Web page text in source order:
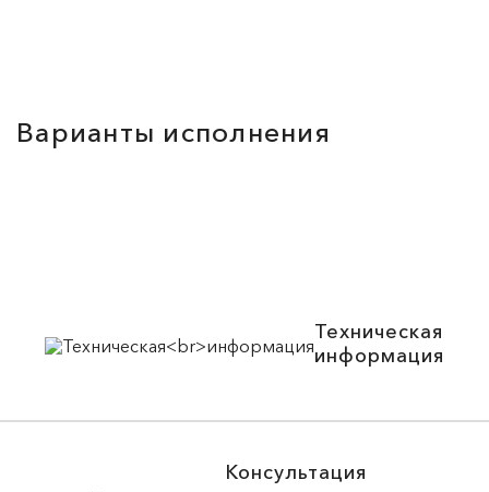
Варианты исполнения
Техническая
информация
Консультация